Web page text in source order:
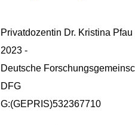
Privatdozentin Dr. Kristina Pfau
2023 -
Deutsche
DFG
G:(GEPRIS)532367710